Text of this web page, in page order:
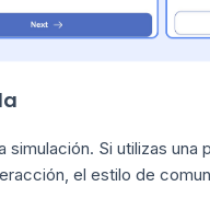
Si utilizas
el estilo de